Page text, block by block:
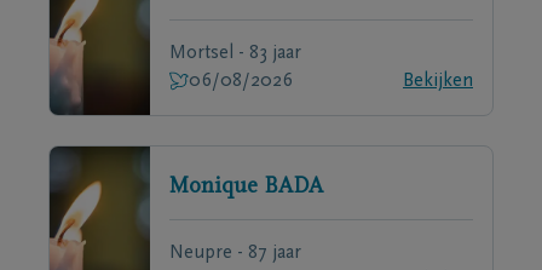
Mortsel - 83 jaar
06/08/2026
Bekijken
Monique BADA
Neupre - 87 jaar